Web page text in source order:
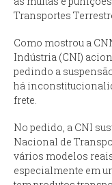
Transportes
Como mostrou a
Indústria (CNI)
pedindo a
há
frete.
No pedido, a CNI
Nacional de
vários modelos
especialmente em